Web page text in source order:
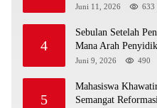
Juni 11, 2026 633
4
Sebulan Setelah
Mana Arah
Juni 9, 2026 490
5
Mahasiswa
Semangat Reformasi